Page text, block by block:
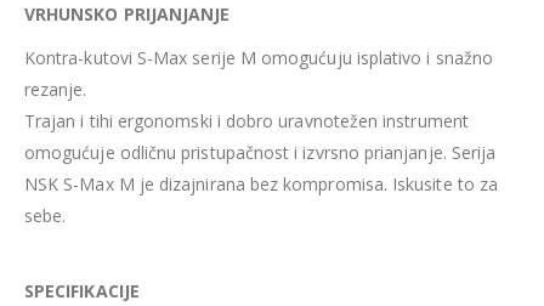
VRHUNSKO PRIJANJANJE
Kontra-kutovi S-Max serije M omogućuju isplativo i snažno
rezanje.
Trajan i tihi ergonomski i dobro uravnotežen instrument
omogućuje odličnu pristupačnost i izvrsno prianjanje. Serija
NSK S-Max M je dizajnirana bez kompromisa. Iskusite to za
sebe.
SPECIFIKACIJE